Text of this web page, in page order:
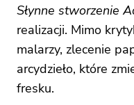
Słynne stworzenie
realizacji. Mimo
malarzy, zlecenie
arcydzieło, które
fresku.